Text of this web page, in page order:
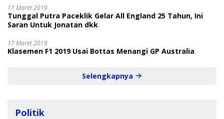
17 Maret 2019
Tunggal Putra Paceklik Gelar All England 25 Tahun, Ini
Saran Untuk Jonatan dkk
17 Maret 2019
Klasemen F1 2019 Usai Bottas Menangi GP Australia
Selengkapnya
Politik